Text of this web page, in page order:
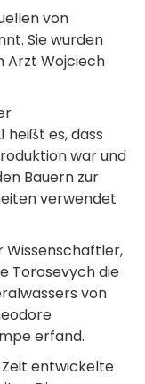
von
Sie wurden
Arzt Wojciech
heißt es, dass
war und
Bauern zur
verwendet
Wissenschaftler,
Torosevych die
von
erfand.
entwickelte